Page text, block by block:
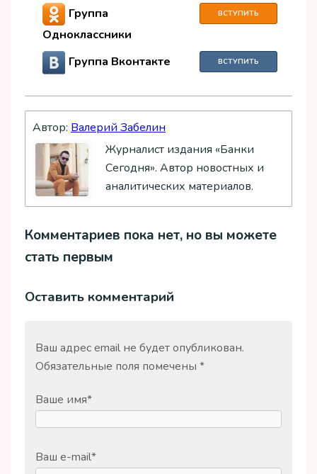
Группа
Одноклассники
ВСТУПИТЬ
Группа Вконтакте ВСТУПИТЬ
Автор: Валерий Забелин
Журналист издания «Банки
Сегодня». Автор новостных и
аналитических материалов.
Комментариев пока нет, но вы можете
стать первым
Оставить комментарий
Ваш адрес email не будет опубликован.
Обязательные поля помечены *
Ваше имя*
Ваш e-mail*